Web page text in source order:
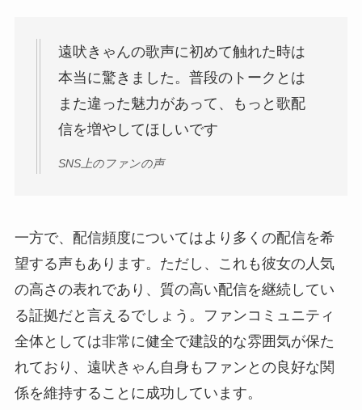
遠吠きゃんの歌声に初めて触れた時は
本当に驚きました。普段のトークとは
また違った魅力があって、もっと歌配
信を増やしてほしいです
SNS上のファンの声
一方で、配信頻度についてはより多くの配信を希
望する声もあります。ただし、これも彼女の人気
の高さの表れであり、質の高い配信を継続してい
る証拠だと言えるでしょう。ファンコミュニティ
全体としては非常に健全で建設的な雰囲気が保た
れており、遠吠きゃん自身もファンとの良好な関
係を維持することに成功しています。